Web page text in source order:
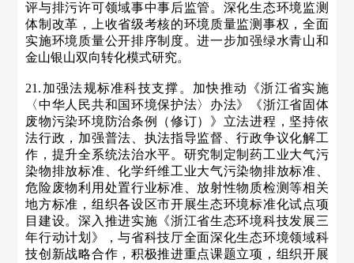
评与排污许可领域事中事后监管。深化生态环境监测
体制改革，上收省级考核的环境质量监测事权，全面
实施环境质量公开排序制度。进一步加强绿水青山和
金山银山双向转化模式研究。
21.加强法规标准科技支撑。加快推动《浙江省实施
〈中华人民共和国环境保护法〉办法》《浙江省固体
废物污染环境防治条例（修订）》立法进程，坚持依
法行政，加强普法、执法指导监督、行政争议化解工
作，提升全系统法治水平。研究制定制药工业大气污
染物排放标准、化学纤维工业大气污染物排放标准、
危险废物利用处置行业标准、放射性物质检测等相关
地方标准，组织各设区市开展生态环境标准化试点项
目建设。深入推进实施《浙江省生态环境科技发展三
年行动计划》，与省科技厅全面深化生态环境领域科
技创新战略合作，积极推进重点课题立项，组织开展